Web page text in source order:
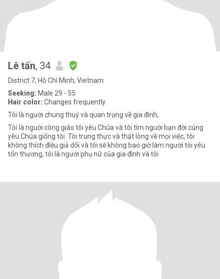
Lê tấn, 34
District 7, Hồ Chí Minh, Vietnam
Seeking: Male 29 - 55
Hair color: Changes frequently
Tôi là người chung thuỷ và quan trọng về gia đình,
Tôi là nguời công giáo tôi yêu Chúa và tôi tìm nguời bạn đời củng
yêu Chúa giống tôi. Tôi trung thực và thật lòng về mọi việc, tôi
không thích điều giả dối và tôi sẽ không bao giờ làm người tôi yêu
tổn thương, tôi là người phụ nữ của gia đình và tôi